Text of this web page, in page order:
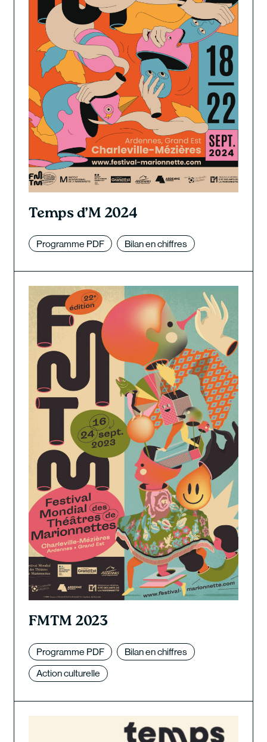
Temps d’M 2024
Programme PDF Bilan en chiffres
FMTM 2023
Programme PDF
Bilan en chiffres
Action culturelle